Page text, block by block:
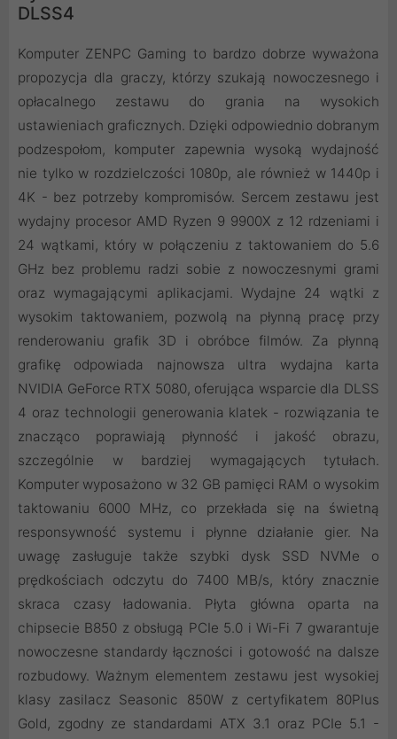
DLSS4
Komputer ZENPC Gaming to bardzo dobrze wyważona
propozycja dla graczy, którzy szukają nowoczesnego i
opłacalnego zestawu do grania na wysokich
ustawieniach graficznych. Dzięki odpowiednio dobranym
podzespołom, komputer zapewnia wysoką wydajność
nie tylko w rozdzielczości 1080p, ale również w 1440p i
4K - bez potrzeby kompromisów. Sercem zestawu jest
wydajny procesor AMD Ryzen 9 9900X z 12 rdzeniami i
24 wątkami, który w połączeniu z taktowaniem do 5.6
GHz bez problemu radzi sobie z nowoczesnymi grami
oraz wymagającymi aplikacjami. Wydajne 24 wątki z
wysokim taktowaniem, pozwolą na płynną pracę przy
renderowaniu grafik 3D i obróbce filmów. Za płynną
grafikę odpowiada najnowsza ultra wydajna karta
NVIDIA GeForce RTX 5080, oferująca wsparcie dla DLSS
4 oraz technologii generowania klatek - rozwiązania te
znacząco poprawiają płynność i jakość obrazu,
szczególnie w bardziej wymagających tytułach.
Komputer wyposażono w 32 GB pamięci RAM o wysokim
taktowaniu 6000 MHz, co przekłada się na świetną
responsywność systemu i płynne działanie gier. Na
uwagę zasługuje także szybki dysk SSD NVMe o
prędkościach odczytu do 7400 MB/s, który znacznie
skraca czasy ładowania. Płyta główna oparta na
chipsecie B850 z obsługą PCIe 5.0 i Wi-Fi 7 gwarantuje
nowoczesne standardy łączności i gotowość na dalsze
rozbudowy. Ważnym elementem zestawu jest wysokiej
klasy zasilacz Seasonic 850W z certyfikatem 80Plus
Gold, zgodny ze standardami ATX 3.1 oraz PCIe 5.1 -